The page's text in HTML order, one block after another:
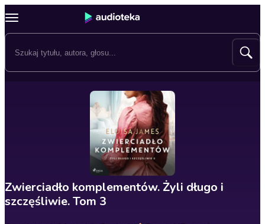
Zwierciadło komplementów. Żyli długo i
szczęśliwie. Tom 3